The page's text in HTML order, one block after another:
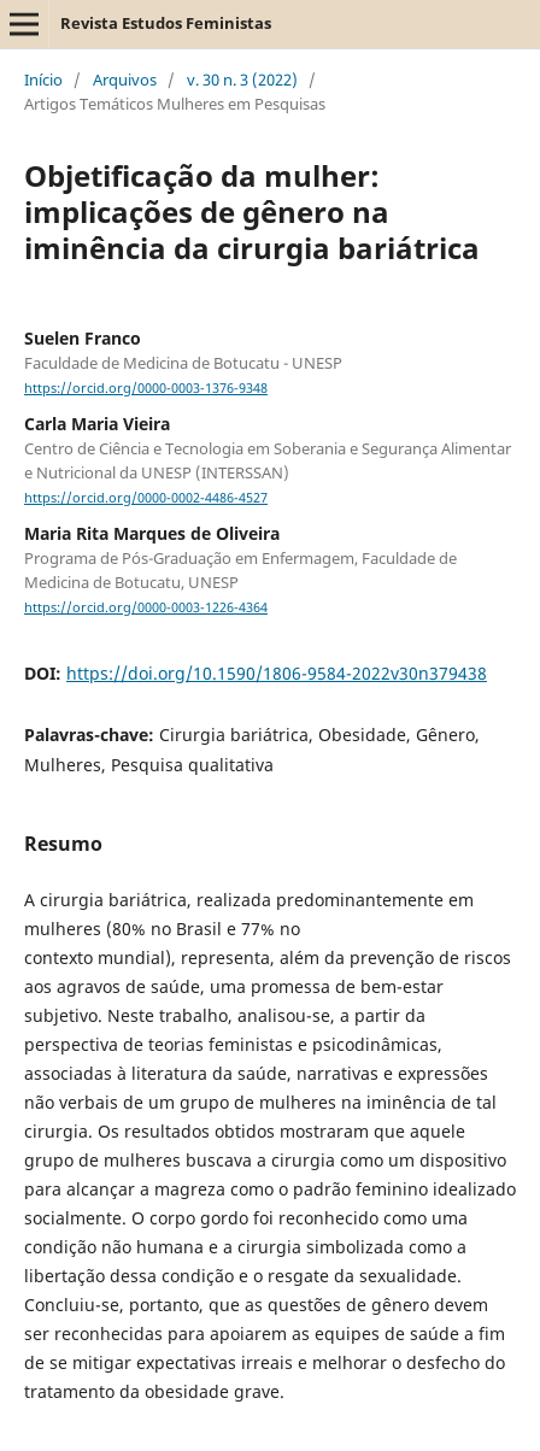
Revista Estudos Feministas
Início / Arquivos / v. 30 n. 3 (2022)
/
Artigos Temáticos Mulheres em Pesquisas
Objetificação da mulher:
implicações de gênero na
iminência da cirurgia bariátrica
Suelen Franco
Faculdade de Medicina de Botucatu - UNESP
https://orcid.org/0000-0003-1376-9348
Carla Maria Vieira
Centro de Ciência e Tecnologia em Soberania e Segurança Alimentar
e Nutricional da UNESP (INTERSSAN)
https://orcid.org/0000-0002-4486-4527
Maria Rita Marques de Oliveira
Programa de Pós-Graduação em Enfermagem, Faculdade de
Medicina de Botucatu, UNESP
https://orcid.org/0000-0003-1226-4364
DOI: https://doi.org/10.1590/1806-9584-2022v30n379438
Palavras-chave: Cirurgia bariátrica, Obesidade, Gênero,
Mulheres, Pesquisa qualitativa
Resumo
A cirurgia bariátrica, realizada predominantemente em
mulheres (80% no Brasil e 77% no
contexto mundial), representa, além da prevenção de riscos
aos agravos de saúde, uma promessa de bem-estar
subjetivo. Neste trabalho, analisou-se, a partir da
perspectiva de teorias feministas e psicodinâmicas,
associadas à literatura da saúde, narrativas e expressões
não verbais de um grupo de mulheres na iminência de tal
cirurgia. Os resultados obtidos mostraram que aquele
grupo de mulheres buscava a cirurgia como um dispositivo
para alcançar a magreza como o padrão feminino idealizado
socialmente. O corpo gordo foi reconhecido como uma
condição não humana e a cirurgia simbolizada como a
libertação dessa condição e o resgate da sexualidade.
Concluiu-se, portanto, que as questões de gênero devem
ser reconhecidas para apoiarem as equipes de saúde a fim
de se mitigar expectativas irreais e melhorar o desfecho do
tratamento da obesidade grave.